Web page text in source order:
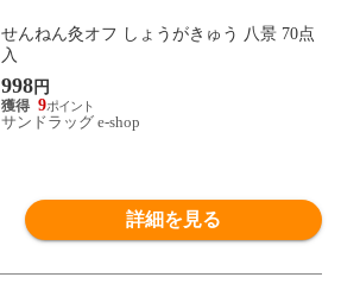
せんねん灸オフ しょうがきゅう 八景 70点
入
998円
9
サンドラッグ e-shop
詳細を見る